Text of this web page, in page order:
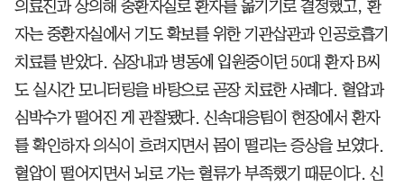
의료진과 상의해 중환자실로 환자를 옮기기로 결정했고, 환
자는 중환자실에서 기도 확보를 위한 기관삽관과 인공호흡기
치료를 받았다. 심장내과 병동에 입원중이던 50대 환자 B씨
도 실시간 모니터링을 바탕으로 곧장 치료한 사례다. 혈압과
심박수가 떨어진 게 관찰됐다. 신속대응팀이 현장에서 환자
를 확인하자 의식이 흐려지면서 몸이 떨리는 증상을 보였다.
혈압이 떨어지면서 뇌로 가는 혈류가 부족했기 때문이다. 신